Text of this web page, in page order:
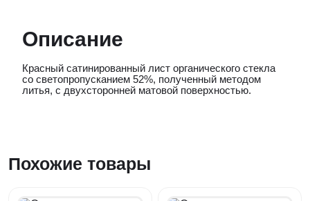
Описание
Красный сатинированный лист органического стекла
со светопропусканием 52%, полученный методом
литья, с двухсторонней матовой поверхностью.
Похожие товары